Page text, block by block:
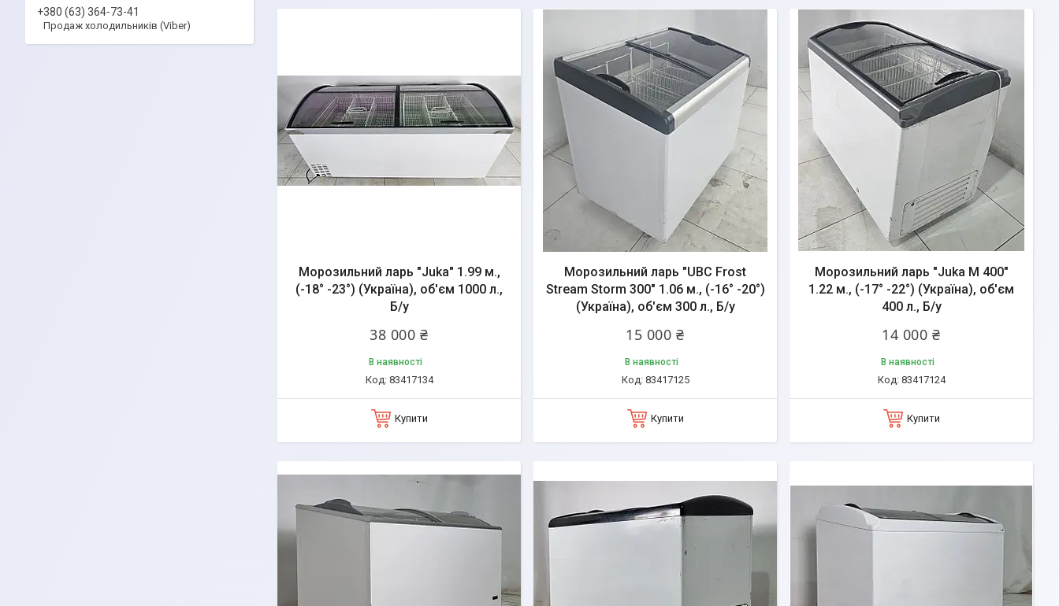
Морозильний ларь "Juka" 1.99 м.,
(-18° -23°) (Україна), об'єм 1000 л.,
Б/у
38 000 ₴
В наявності
83417134
Купити
Морозильний ларь "UBC Frost
Stream Storm 300" 1.06 м., (-16° -20°)
(Україна), об'єм 300 л., Б/у
15 000 ₴
В наявності
83417125
Купити
Морозильний ларь "Juka M 400"
1.22 м., (-17° -22°) (Україна), об'єм
400 л., Б/у
14 000 ₴
В наявності
83417124
Купити
+380 (63) 364-73-41
Продаж холодильників (Viber)